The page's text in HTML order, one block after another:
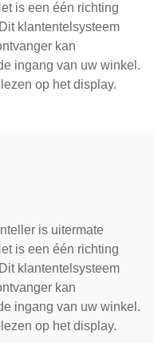
is een één richting
klantentelsysteem
kan
ingang van uw winkel.
op het display.
is uitermate
is een één richting
klantentelsysteem
kan
ingang van uw winkel.
op het display.